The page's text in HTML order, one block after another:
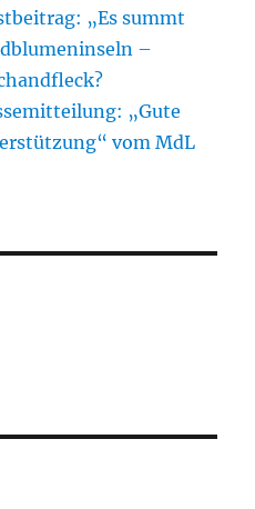
„Es summt
–
„Gute
vom MdL